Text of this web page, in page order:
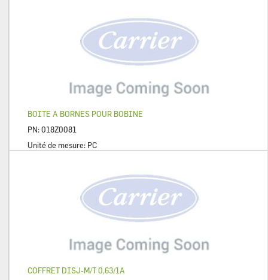
BOITE A BORNES POUR BOBINE
PN:018Z0081
Unité de mesure: PC
COFFRET DISJ-M/T 0,63/1A